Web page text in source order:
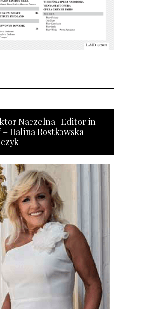
Naczelna Editor in
– Halina Rostkowska